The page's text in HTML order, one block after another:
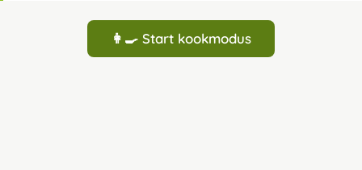
👩‍🍳 Start kookmodus